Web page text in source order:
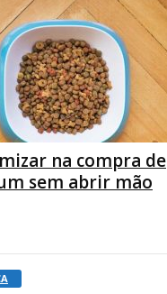
na compra de
sem abrir mão